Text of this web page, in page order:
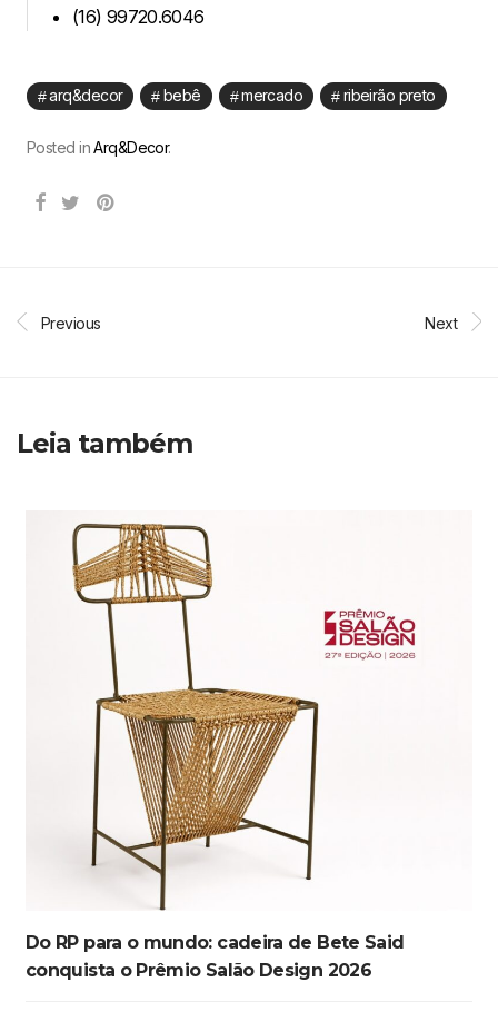
(16) 99720.6046
arq&decor bebê mercado ribeirão preto
Posted inArq&Decor.
Previous Next
Leia também
Do RP para o mundo: cadeira de Bete Said
conquista o Prêmio Salão Design 2026